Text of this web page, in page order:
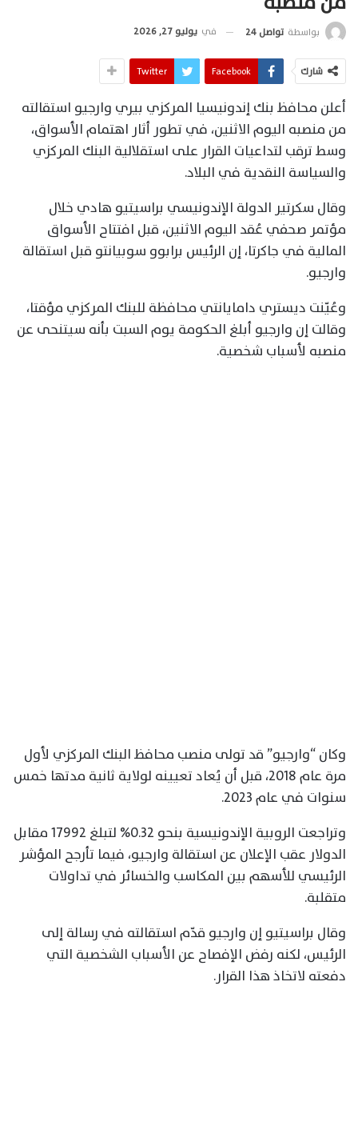
بواسطة تواصل 24 في يوليو 27, 2026
شارك Facebook
Twitter
أعلن محافظ بنك إندونيسيا المركزي بيري وارجيو استقالته
من منصبه اليوم الاثنين، في تطور أثار اهتمام الأسواق،
وسط ترقب لتداعيات القرار على استقلالية البنك المركزي
والسياسة النقدية في البلاد.
وقال سكرتير الدولة الإندونيسي براسيتيو هادي خلال
مؤتمر صحفي عُقد اليوم الاثنين، قبل افتتاح الأسواق
المالية في جاكرتا، إن الرئيس برابوو سوبيانتو قبل استقالة
وارجيو.
وعُيّنت ديستري دامايانتي محافظة للبنك المركزي مؤقتا،
وقالت إن وارجيو أبلغ الحكومة يوم السبت بأنه ‌سيتنحى عن
منصبه لأسباب شخصية.
وكان “وارجيو” قد تولى منصب محافظ البنك المركزي لأول
مرة عام 2018، قبل أن يُعاد تعيينه لولاية ثانية مدتها خمس
سنوات في عام 2023.
وتراجعت الروبية الإندونيسية بنحو 0.32% لتبلغ 17992 مقابل
الدولار عقب الإعلان عن استقالة وارجيو، فيما تأرجح المؤشر
الرئيسي للأسهم بين المكاسب والخسائر في تداولات
متقلبة.
وقال براسيتيو إن وارجيو قدّم استقالته في رسالة إلى
الرئيس، لكنه رفض الإفصاح عن الأسباب ⁠الشخصية التي
دفعته لاتخاذ هذا القرار.